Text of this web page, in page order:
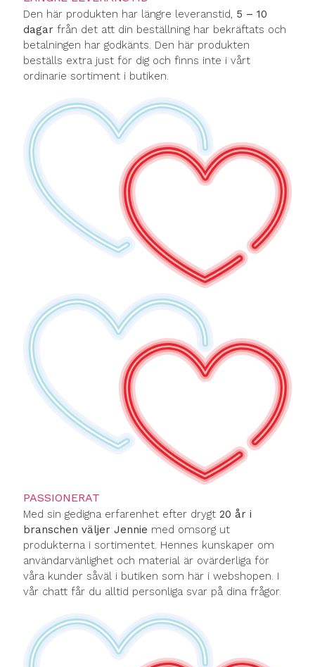
Den här produkten har längre leveranstid, 5 – 10
dagar från det att din beställning har bekräftats och
betalningen har godkänts. Den här produkten
beställs extra just för dig och finns inte i vårt
ordinarie sortiment i butiken.
PASSIONERAT
Med sin gedigna erfarenhet efter drygt 20 år i
branschen väljer Jennie med omsorg ut
produkterna i sortimentet. Hennes kunskaper om
användarvänlighet och material är ovärderliga för
våra kunder såväl i butiken som här i webshopen. I
vår chatt får du alltid personliga svar på dina frågor.